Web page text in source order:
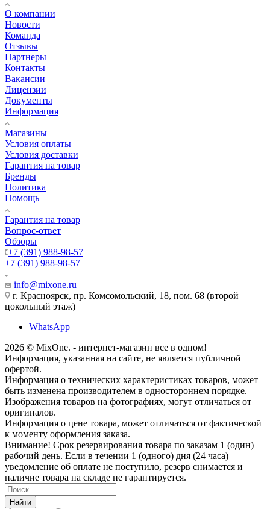
О компании
Новости
Команда
Отзывы
Партнеры
Контакты
Вакансии
Лицензии
Документы
Информация
Магазины
Условия оплаты
Условия доставки
Гарантия на товар
Бренды
Политика
Помощь
Гарантия на товар
Вопрос-ответ
Обзоры
+7 (391) 988-98-57
+7 (391) 988-98-57
info@mixone.ru
г. Красноярск, пр. Комсомольский, 18, пом. 68 (второй
цокольный этаж)
WhatsApp
2026 © MixOne. - интернет-магазин все в одном!
Информация, указанная на сайте, не является публичной
офертой.
Информация о технических характеристиках товаров, может
быть изменена производителем в одностороннем порядке.
Изображения товаров на фотографиях, могут отличаться от
оригиналов.
Информация о цене товара, может отличаться от фактической
к моменту оформления заказа.
Внимание! Срок резервирования товара по заказам 1 (один)
рабочий день. Если в течении 1 (одного) дня (24 часа)
уведомление об оплате не поступило, резерв снимается и
наличие товара на складе не гарантируется.
Найти